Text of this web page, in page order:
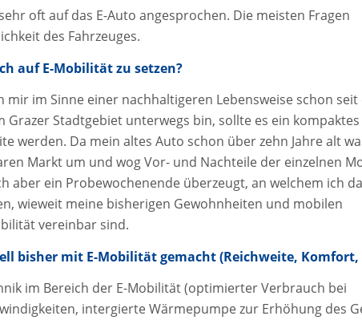
oft auf das E-Auto angesprochen. Die meisten Fragen
des Fahrzeuges.
auf E-Mobilität zu setzen?
im Sinne einer nachhaltigeren Lebensweise schon
Stadtgebiet unterwegs bin, sollte es ein kompaktes
werden. Da mein altes Auto schon über zehn Jahre alt
Markt um und wog Vor- und Nachteile der einzelnen
aber ein Probewochenende überzeugt, an welchem ich
wieweit meine bisherigen Gewohnheiten und mobilen
vereinbar sind.
bisher mit E-Mobilität gemacht (Reichweite, Komfort,
im Bereich der E-Mobilität (optimierter Verbrauch bei
intergierte Wärmepumpe zur Erhöhung des